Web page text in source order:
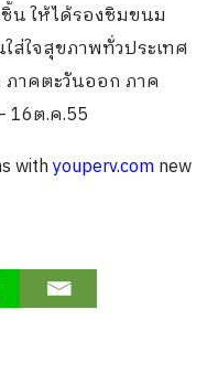
น ให้ได้รองชิมขนม
ส่ใจสุขภาพทั่วประเทศ
าคตะวันออก ภาค
16ต.ค.55
withyouperv.comnew